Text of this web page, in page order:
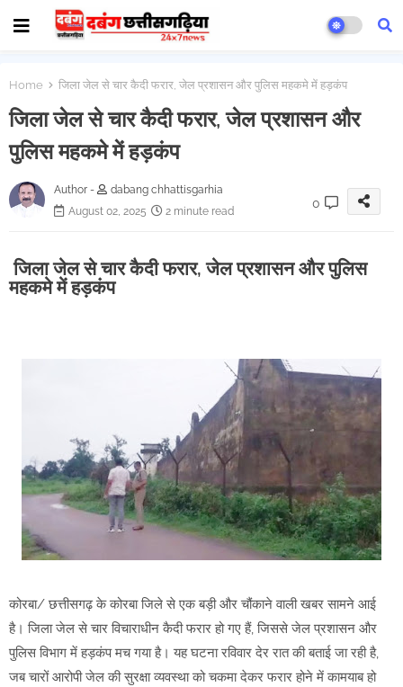
Home जिला जेल से चार कैदी फरार, जेल प्रशासन और पुलिस महकमे में हड़कंप
जिला जेल से चार कैदी फरार, जेल प्रशासन और
पुलिस महकमे में हड़कंप
Author -
dabang chhattisgarhia
August 02, 2025
2 minute read
0
जिला जेल से चार कैदी फरार, जेल प्रशासन और पुलिस
महकमे में हड़कंप
कोरबा/ छत्तीसगढ़ के कोरबा जिले से एक बड़ी और चौंकाने वाली खबर सामने आई
है। जिला जेल से चार विचाराधीन कैदी फरार हो गए हैं, जिससे जेल प्रशासन और
पुलिस विभाग में हड़कंप मच गया है। यह घटना रविवार देर रात की बताई जा रही है,
जब चारों आरोपी जेल की सुरक्षा व्यवस्था को चकमा देकर फरार होने में कामयाब हो